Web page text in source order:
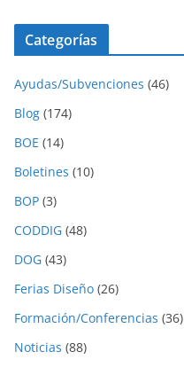
Categorías
Ayudas/Subvenciones (46)
Blog (174)
BOE (14)
Boletines (10)
BOP (3)
CODDIG (48)
DOG (43)
Ferias Diseño (26)
Formación/Conferencias (36)
Noticias (88)